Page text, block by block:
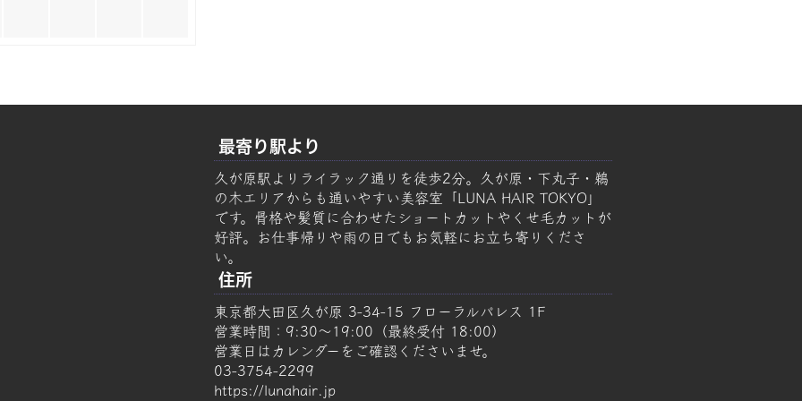
最寄り駅より
久が原駅よりライラック通りを徒歩2分。久が原・下丸子・鵜
の木エリアからも通いやすい美容室「LUNA HAIR TOKYO」
です。骨格や髪質に合わせたショートカットやくせ毛カットが
好評。お仕事帰りや雨の日でもお気軽にお立ち寄りくださ
い。
住所
東京都大田区久が原 3-34-15 フローラルパレス 1F
営業時間：9:30～19:00（最終受付 18:00）
営業日はカレンダーをご確認くださいませ。
03-3754-2299
https://lunahair.jp